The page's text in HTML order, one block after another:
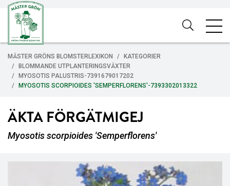
MÄSTER GRÖNS BLOMSTERLEXIKON
KATEGORIER
BLOMMANDE UTPLANTERINGSVÄXTER
MYOSOTIS PALUSTRIS-7391679017202
MYOSOTIS SCORPIOIDES 'SEMPERFLORENS'-7393302013322
ÄKTA FÖRGÄTMIGEJ
Myosotis scorpioides 'Semperflorens'